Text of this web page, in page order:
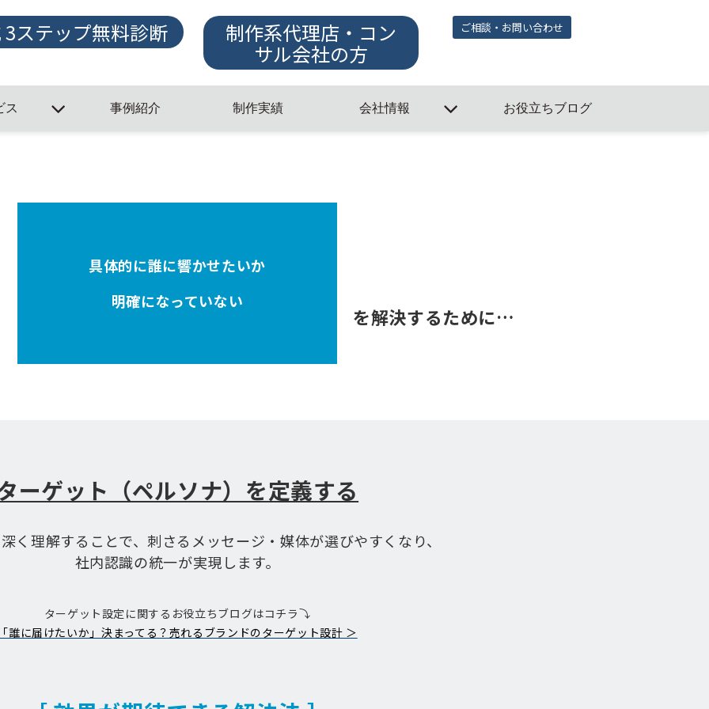
3ステップ無料診断 制作系代理店・コン
サル会社の方
ご相談・お問い合わせ
ス 事例紹介 制作実績 会社情報 お役立ちブログ
具体的に誰に響かせたいか
明確になっていない
を解決するために…
ーゲット（ペルソナ）を定義する
く理解することで、刺さるメッセージ・媒体が選びやすくなり、
社内認識の統一が実現します。
ターゲット設定に関するお役立ちブログはコチラ⤵
「誰に届けたいか」決まってる？売れるブランドのターゲット設計 ＞